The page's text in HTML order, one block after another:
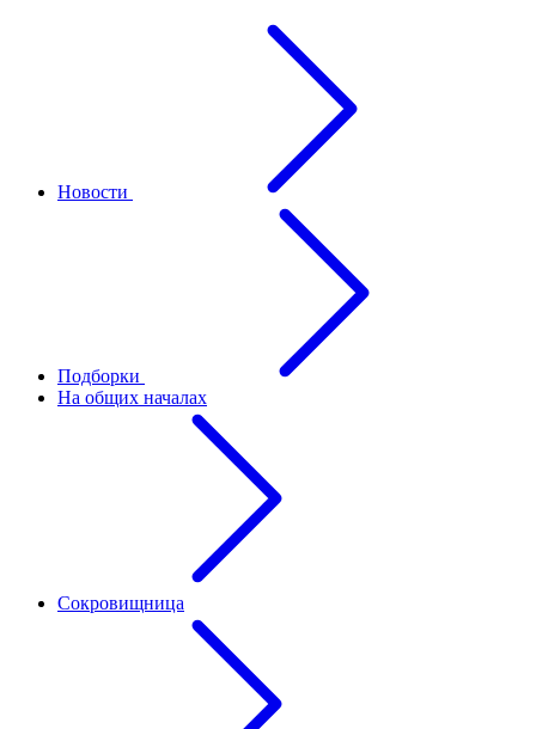
Новости
Подборки
На общих началах
Сокровищница